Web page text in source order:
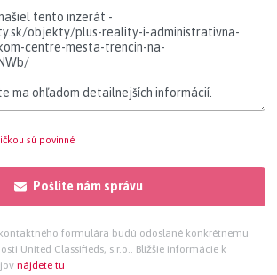
sú povinné
Pošlite nám správu
formulára budú odoslané konkrétnemu
United Classifieds, s.r.o.. Bližšie informácie k
nájdete tu